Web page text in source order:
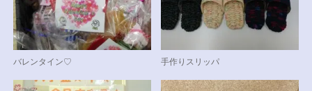
バレンタイン♡ 手作りスリッパ